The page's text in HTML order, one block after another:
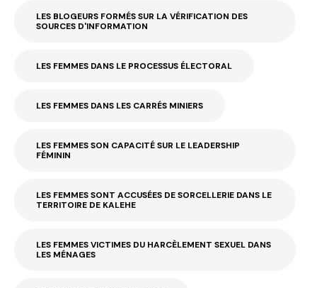
LES BLOGEURS FORMÉS SUR LA VÉRIFICATION DES
SOURCES D'INFORMATION
LES FEMMES DANS LE PROCESSUS ÉLECTORAL
LES FEMMES DANS LES CARRÉS MINIERS
LES FEMMES SON CAPACITÉ SUR LE LEADERSHIP
FÉMININ
LES FEMMES SONT ACCUSÉES DE SORCELLERIE DANS LE
TERRITOIRE DE KALEHE
LES FEMMES VICTIMES DU HARCÈLEMENT SEXUEL DANS
LES MÉNAGES